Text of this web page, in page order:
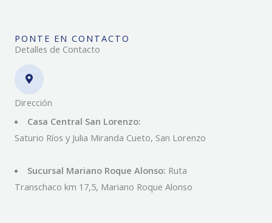
PONTE EN CONTACTO
Detalles de Contacto
Dirección
Casa Central San Lorenzo:
Saturio Ríos y Julia Miranda Cueto, San Lorenzo
Sucursal Mariano Roque Alonso: Ruta
Transchaco km 17,5, Mariano Roque Alonso